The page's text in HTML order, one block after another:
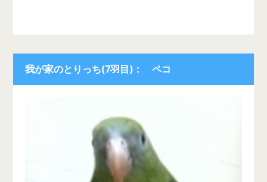
我が家のとりっち(7羽目)： ペコ